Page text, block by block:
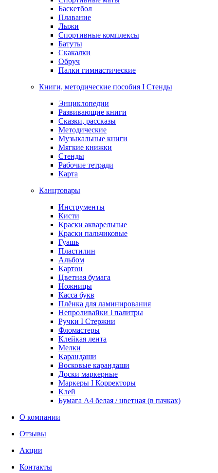
Баскетбол
Плавание
Лыжи
Спортивные комплексы
Батуты
Скакалки
Обруч
Палки гимнастические
Книги, методические пособия I Стенды
Энциклопедии
Развивающие книги
Сказки, рассказы
Методические
Музыкальные книги
Мягкие книжки
Стенды
Рабочие тетради
Карта
Канцтовары
Инструменты
Кисти
Краски акварельные
Краски пальчиковые
Гуашь
Пластилин
Альбом
Картон
Цветная бумага
Ножницы
Касса букв
Плёнка для ламинирования
Непроливайки I палитры
Ручки I Стержни
Фломастеры
Клейкая лента
Мелки
Карандаши
Восковые карандаши
Доски маркерные
Маркеры I Корректоры
Клей
Бумага А4 белая / цветная (в пачках)
О компании
Отзывы
Акции
Контакты